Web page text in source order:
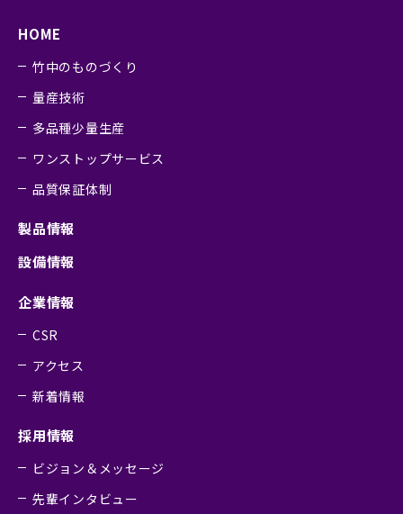
HOME
竹中のものづくり
量産技術
多品種少量生産
ワンストップサービス
品質保証体制
製品情報
設備情報
企業情報
CSR
アクセス
新着情報
採用情報
ビジョン＆メッセージ
先輩インタビュー